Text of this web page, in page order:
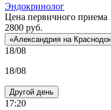
Эндокринолог
Цена первичного приема
2800 руб.
«Александрия на
18/08
18/08
Другой день
17:20